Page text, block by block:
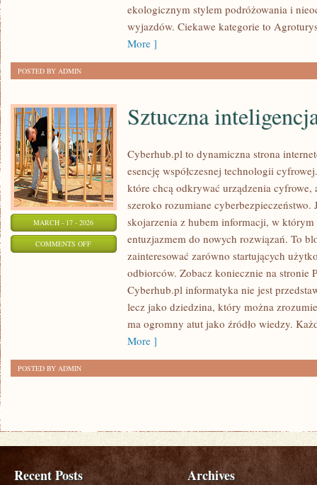
ekologicznym stylem podróżowania i
wyjazdów. Ciekawe kategorie to
More ]
POSTED BY ADMIN
MARCH - 17 - 2026
COMMENTS OFFON
SZTUCZNA
INTELIGENCJA
Sztuczna
Cyberhub.pl to dynamiczna strona
esencję współczesnej technologii
które chcą odkrywać urządzenia cyfrowe,
szeroko rozumiane cyberbezpieczeństwo.
skojarzenia z hubem informacji, w którym
entuzjazmem do nowych rozwiązań. To
zainteresować zarówno startujących
odbiorców. Zobacz koniecznie na stronie
Cyberhub.pl informatyka nie jest
lecz jako dziedzina, który można
ma ogromny atut jako źródło wiedzy.
More ]
POSTED BY ADMIN
Recent Posts Archives